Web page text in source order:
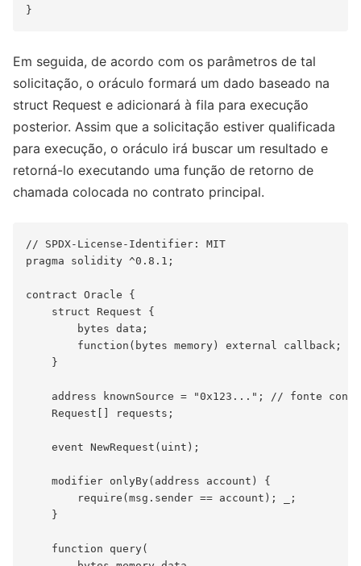
Em seguida, de acordo com os parâmetros de tal
solicitação, o oráculo formará um dado baseado na
struct Request e adicionará à fila para execução
posterior. Assim que a solicitação estiver qualificada
para execução, o oráculo irá buscar um resultado e
retorná-lo executando uma função de retorno de
chamada colocada no contrato principal.
// SPDX-License-Identifier: MIT
pragma solidity ^0.8.1;
contract Oracle {
    struct Request {
        bytes data;
        function(bytes memory) external callback;
    }
address knownSource = "0x123..."; // fonte
    Request[] requests;
    event NewRequest(uint);
    modifier onlyBy(address account) {
        require(msg.sender == account); _;
    }
    function query(